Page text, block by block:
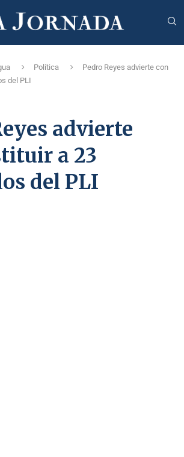
Política
Pedro Reyes advierte con
del PLI
advierte
a 23
del PLI